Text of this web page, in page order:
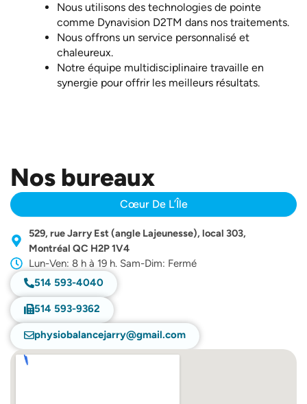
Nous utilisons des technologies de pointe
comme Dynavision D2TM dans nos traitements.
Nous offrons un service personnalisé et
chaleureux.
Notre équipe multidisciplinaire travaille en
synergie pour offrir les meilleurs résultats.
Nos bureaux
Cœur De L’Île
529, rue Jarry Est (angle Lajeunesse), local 303,
Montréal QC H2P 1V4
Lun-Ven: 8 h à 19 h. Sam-Dim: Fermé
514 593-4040
514 593-9362
physiobalancejarry@gmail.com